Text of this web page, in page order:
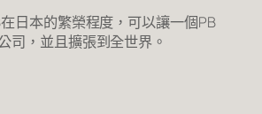
日本的繁榮程度，可以讓一個PB
司，並且擴張到全世界。